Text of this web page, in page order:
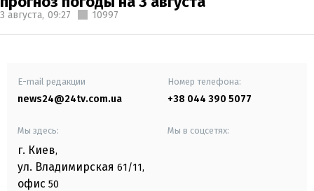
3 августа, 09:27 10997
E-mail редакции
news24@24tv.com.ua
Номер телефона:
+38 044 390 5077
Мы здесь:
г. Киев,
ул. Владимирская 61/11,
офис 50
Мы в соцсетях: